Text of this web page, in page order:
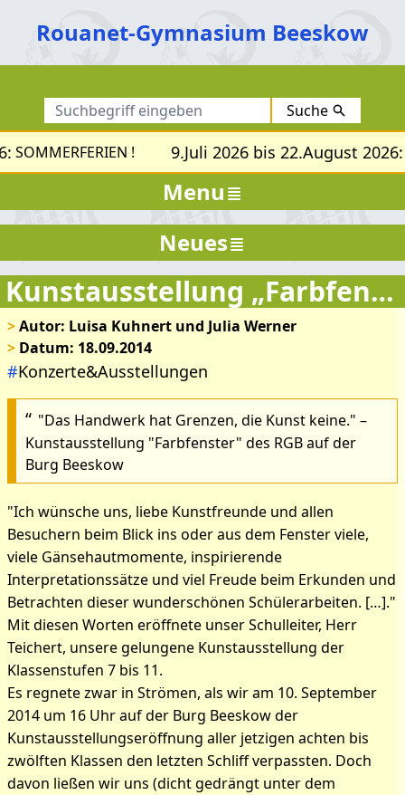
Rouanet-Gymnasium Beeskow
Suche
SOMMERFERIEN ! 9.Juli 2026 bis 22.August 2026:
Menu
Kunstausstellung „Farbfenster“
>Autor: Luisa Kuhnert und Julia Werner
> Datum: 18.09.2014
#Konzerte&Ausstellungen
"Das Handwerk hat Grenzen, die Kunst keine." –
Kunstausstellung "Farbfenster" des RGB auf der
Burg Beeskow
"Ich wünsche uns, liebe Kunstfreunde und allen
Besuchern beim Blick ins oder aus dem Fenster viele,
viele Gänsehautmomente, inspirierende
Interpretationssätze und viel Freude beim Erkunden und
Betrachten dieser wunderschönen Schülerarbeiten. […]."
Mit diesen Worten eröffnete unser Schulleiter, Herr
Teichert, unsere gelungene Kunstausstellung der
Klassenstufen 7 bis 11.
Es regnete zwar in Strömen, als wir am 10. September
2014 um 16 Uhr auf der Burg Beeskow der
Kunstausstellungseröffnung aller jetzigen achten bis
zwölften Klassen den letzten Schliff verpassten. Doch
davon ließen wir uns (dicht gedrängt unter dem
Bilder zum Artikel:
Kunstausstellung
„Farbfenster“
Neues